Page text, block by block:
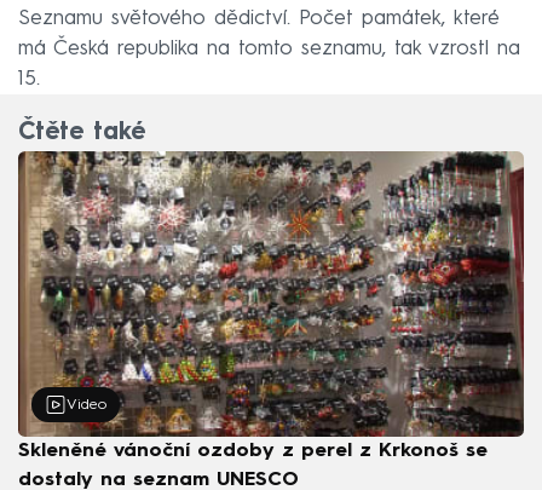
Seznamu světového dědictví. Počet památek, které
má Česká republika na tomto seznamu, tak vzrostl na
15.
Čtěte také
Video
Skleněné vánoční ozdoby z perel z Krkonoš se
dostaly na seznam UNESCO